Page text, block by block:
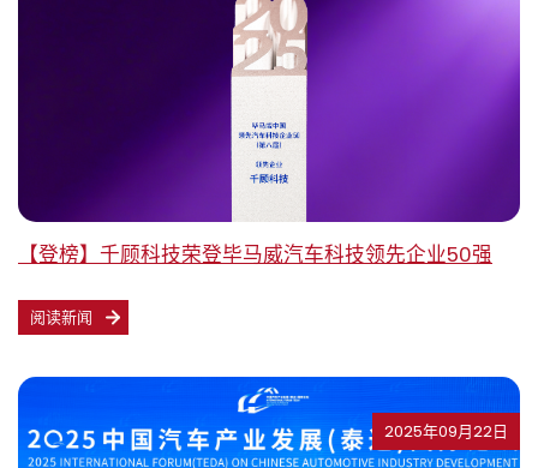
【登榜】千顾科技荣登毕马威汽车科技领先企业50强
阅读新闻
2025年09月22日